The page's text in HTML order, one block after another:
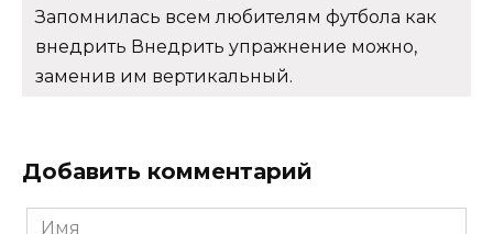
Запомнилась всем любителям футбола как
внедрить Внедрить упражнение можно,
заменив им вертикальный.
Добавить комментарий
Имя